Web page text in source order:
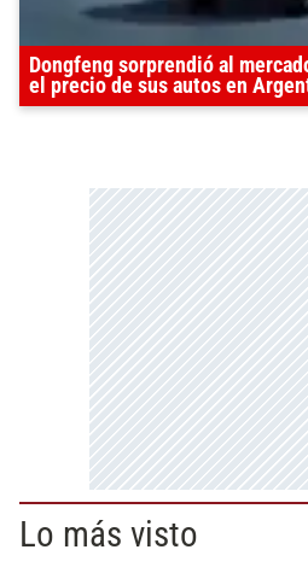
Dongfeng sorprendió al
el precio de sus autos en
Lo más visto